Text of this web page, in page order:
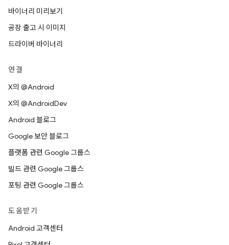
바이너리 미리보기
공장 출고 시 이미지
드라이버 바이너리
연결
X의 @Android
X의 @AndroidDev
Android 블로그
Google 보안 블로그
플랫폼 관련 Google 그룹스
빌드 관련 Google 그룹스
포팅 관련 Google 그룹스
도움받기
Android 고객센터